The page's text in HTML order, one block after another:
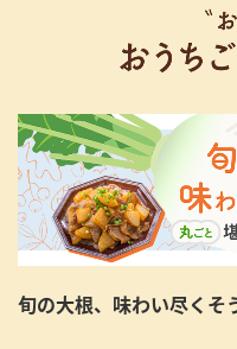
旬の大根、味わい尽くそ